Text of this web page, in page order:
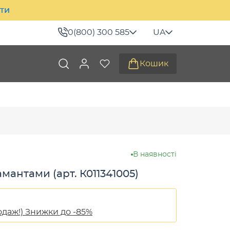
0(800) 300 585 UA
Кошик
В наявності
(арт. К011341005)
Знижки до -85%